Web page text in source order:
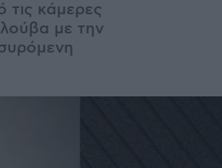
τις κάμερες
με την